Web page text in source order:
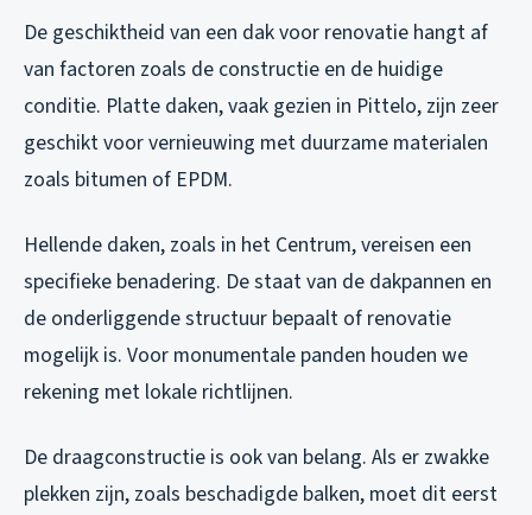
De geschiktheid van een dak voor renovatie hangt af
van factoren zoals de constructie en de huidige
conditie. Platte daken, vaak gezien in Pittelo, zijn zeer
geschikt voor vernieuwing met duurzame materialen
zoals bitumen of EPDM.
Hellende daken, zoals in het Centrum, vereisen een
specifieke benadering. De staat van de dakpannen en
de onderliggende structuur bepaalt of renovatie
mogelijk is. Voor monumentale panden houden we
rekening met lokale richtlijnen.
De draagconstructie is ook van belang. Als er zwakke
plekken zijn, zoals beschadigde balken, moet dit eerst